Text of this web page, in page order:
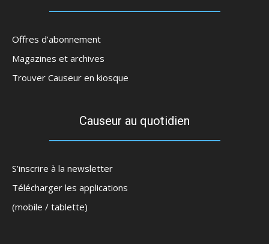
Offres d’abonnement
Magazines et archives
Trouver Causeur en kiosque
Causeur au quotidien
S’inscrire à la newsletter
Télécharger les applications
(mobile / tablette)